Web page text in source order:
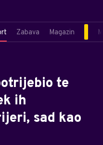
Zabava Magazin
te
ih
sad kao